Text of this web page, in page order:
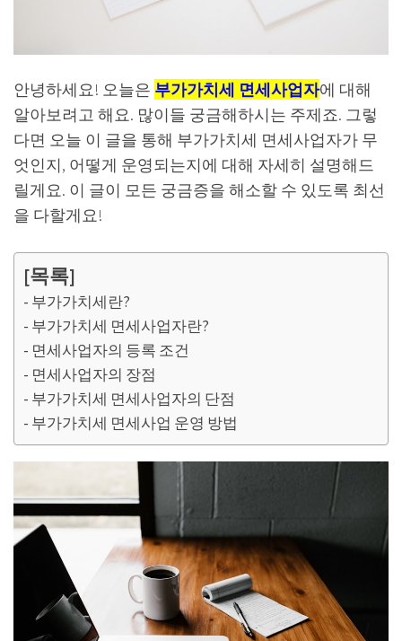
안녕하세요! 오늘은 부가가치세 면세사업자에 대해
알아보려고 해요. 많이들 궁금해하시는 주제죠. 그렇
다면 오늘 이 글을 통해 부가가치세 면세사업자가 무
엇인지, 어떻게 운영되는지에 대해 자세히 설명해드
릴게요. 이 글이 모든 궁금증을 해소할 수 있도록 최선
을 다할게요!
[목록]
부가가치세란?
부가가치세 면세사업자란?
면세사업자의 등록 조건
면세사업자의 장점
부가가치세 면세사업자의 단점
부가가치세 면세사업 운영 방법